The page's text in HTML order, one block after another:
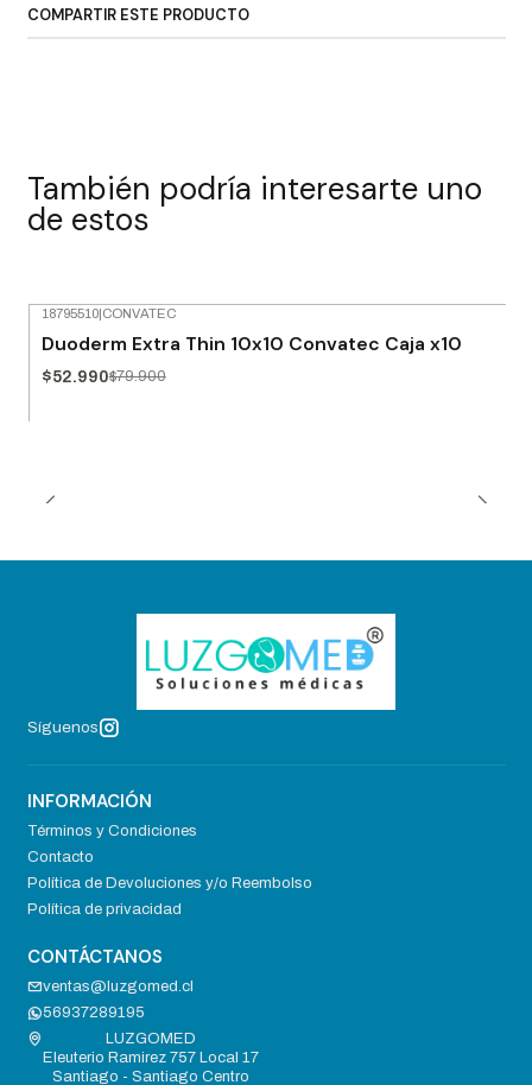
COMPARTIR ESTE PRODUCTO
También podría interesarte uno
de estos
18795510|CONVATEC
Duoderm Extra Thin 10x10 Convatec Caja x10
$52.990$79.900
Síguenos
INFORMACIÓN
Términos y Condiciones
Contacto
Política de Devoluciones y/o Reembolso
Política de privacidad
CONTÁCTANOS
ventas@luzgomed.cl
56937289195
LUZGOMED
Eleuterio Ramirez 757 Local 17
Santiago - Santiago Centro